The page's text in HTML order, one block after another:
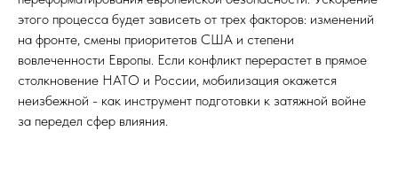
этого процесса будет зависеть от трех факторов: изменений
на фронте, смены приоритетов США и степени
вовлеченности Европы. Если конфликт перерастет в прямое
столкновение НАТО и России, мобилизация окажется
неизбежной - как инструмент подготовки к затяжной войне
за передел сфер влияния.